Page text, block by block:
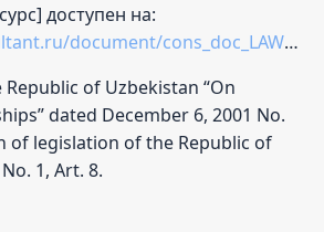
доступен на:
document/cons_doc_LAW_122222/
Republic of Uzbekistan “On
dated December 6, 2001 No.
of legislation of the Republic of
1, Art. 8.